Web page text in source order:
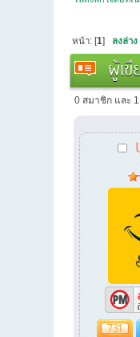
หน้า: [1] ลงล่าง
ผู้เ
0 สมาชิก และ
731